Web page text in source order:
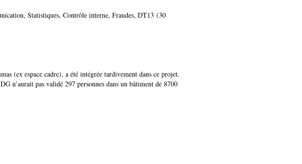
Statistiques, Contrôle interne, Fraudes, DT13 (30
(ex espace cadre), a été intégrée tardivement dans ce projet.
n’aurait pas validé 297 personnes dans un bâtiment de 8700